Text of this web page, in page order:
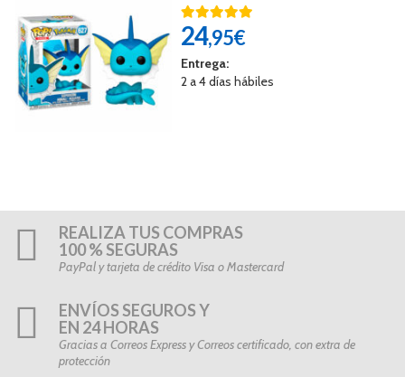
24,95€
Entrega:
2 a 4 días hábiles
REALIZA TUS COMPRAS
100 % SEGURAS
PayPal y tarjeta de crédito Visa o Mastercard
ENVÍOS SEGUROS Y
EN 24 HORAS
Gracias a Correos Express y Correos certificado, con extra de
protección